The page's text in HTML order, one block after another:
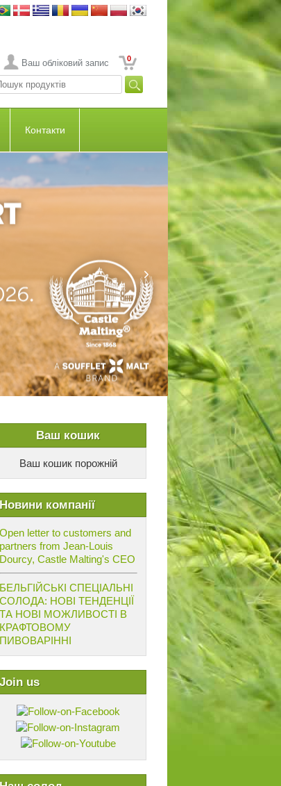
Ваш обліковий запис 0
Контакти
Ваш кошик
Ваш кошик порожній
Новини компанії
Open letter to customers and
partners from Jean-Louis
Dourcy, Castle Malting's CEO
БЕЛЬГІЙСЬКІ СПЕЦІАЛЬНІ
СОЛОДА: НОВІ ТЕНДЕНЦІЇ
ТА НОВІ МОЖЛИВОСТІ В
КРАФТОВОМУ
ПИВОВАРІННІ
Join us